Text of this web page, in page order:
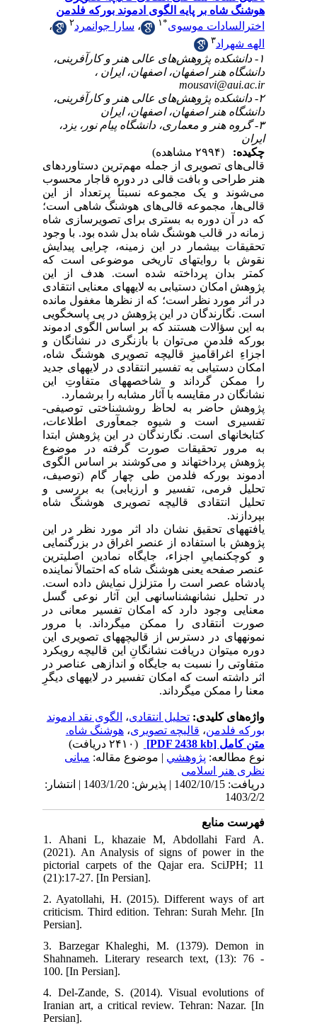
هوشنگ‌ شاه بر پایه الگوی ادموند بورکه فلدمن
اخترالسادات موسوی
،سارا جوانمرد ۲
،
الهه شهراد
۱- دانشکده پژوهش‌های عالی هنر و کارآفرینی،
دانشگاه هنر اصفهان، اصفهان، ایران ،
mousavi@aui.ac.ir
۲- دانشکده پژوهش‌های عالی هنر و کارآفرینی،
دانشگاه هنر اصفهان، اصفهان، ایران
۳- گروه هنر و معماری، دانشگاه پیام نور، یزد،
(۲۹۹۴ مشاهده)
قالی‌های تصویری از جمله مهم‌ترین دستاوردهای
هنر طراحی و بافت قالی در دوره قاجار محسوب
می‌شوند و یک مجموعه نسبتاً پرتعداد از این
قالی‌ها، مجموعه قالی‌های هوشنگ شاهی است؛
که در آن دوره به بستری برای تصویرسازی شاه
زمانه در قالب هوشنگ ‎شاه بدل شده بود. با وجود
تحقیقات بی‎شمار در این زمینه، چرایی پیدایش
نقوش با روایت‎های تاریخی موضوعی است که
کمتر بدان پرداخته شده است. هدف از این
پژوهش امکان دستیابی به لایه‎های معنایی انتقادی
در اثر مورد نظر است؛ که از نظرها مغفول مانده
است. نگارندگان در این پژوهش در پی پاسخگویی
به این سؤالات هستند که بر اساس الگوی ادموند
بورکه فلدمن می‌توان با بازنگری در نشانگان و
اجزاءِ اغراق‎آمیزِ قالیچه‌ تصویری هوشنگ ‎شاه،
امکان دستیابی به تفسیر انتقادی در لایه‎های جدید
را ممکن گرداند و شاخصه‎های متفاوتِ این
نشانگان در مقایسه با آثار مشابه را برشمارد.
پژوهش حاضر به لحاظ روششناختی توصیفی-
تفسیری است و شیوه جمع‎آوری اطلاعات،
کتابخانه‎ای است. نگارندگان در این پژوهش ابتدا
به مرور تحقیقات صورت گرفته در موضوع
پژوهش پرداخته‎اند و می‌کوشند بر اساس الگوی
ادموند بورکه فلدمن طی چهار گام (توصیف،
تحلیل فرمی، تفسیر و ارزیابی) به بررسی و
تحلیل انتقادی قالیچه‌ تصویری هوشنگ شاه
یافتههای تحقیق نشان داد اثر مورد نظر در این
پژوهش با استفاده از عنصر اغراق در بزرگ‎نمایی
و کوچک‎نماییِ اجزاء،‎ جایگاه نمادین اصلی‎ترین
عنصر صفحه یعنی هوشنگ ‎شاه که احتمالاً نماینده
پادشاه عصر است را متزلزل نمایش داده است.
در تحلیل نشانه‎شناسانه‎ی این آثار نوعی گسل
معنایی وجود دارد که امکان تفسیر معانی در
صورت‎ انتقادی را ممکن می‎گرداند. با مرور
نمونه‎های در دسترس از قالیچه‏های تصویری این
دوره می‎توان دریافت نشانگانِ این قالیچه رویکرد
متفاوتی را نسبت به جایگاه و اندازه‏ی عناصر در
اثر داشته است که امکان تفسیر در لایه‎های دیگرِ
معنا را ممکن می‎گرداند.
واژه‌های کلیدی:تحلیل انتقادی، الگوی نقد ادموند
بورکه فلدمن،قالیچه تصویری،هوشنگ شاه.
متن کامل[PDF 2438 kb]
(۲۴۱۰ دریافت)
نوع مطالعه: پژوهشي | موضوع مقاله:مبانی
نظری هنر اسلامی
دریافت: 1402/10/15 | پذیرش: 1403/1/20 | انتشار:
فهرست منابع
1. Ahani L, khazaie M, Abdollahi Fard A.
(2021). An Analysis of signs of power in the
pictorial carpets of the Qajar era. SciJPH; 11
(21):17-27. [In Persian].
2. Ayatollahi, H. (2015). Different ways of art
criticism. Third edition. Tehran: Surah Mehr. [In
3. Barzegar Khaleghi, M. (1379). Demon in
Shahnameh. Literary research text, (13): 76 -
100. [In Persian].
4. Del-Zande, S. (2014). Visual evolutions of
Iranian art, a critical review. Tehran: Nazar. [In